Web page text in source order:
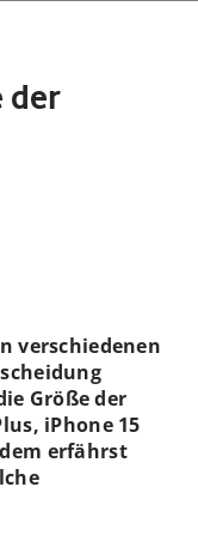
der
verschiedenen
Größe der
iPhone 15
erfährst